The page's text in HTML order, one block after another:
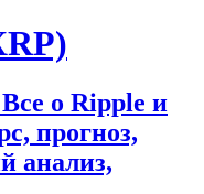
о Ripple и
прогноз,
анализ,